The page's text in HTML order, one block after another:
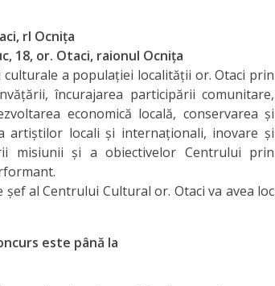
rl Ocniţa
18, or. Otaci, raionul Ocniţa
a populației localităţii or. Otaci prin
încurajarea participării comunitare,
economică locală, conservarea și
artiștilor locali și internaționali, inovare și
misiunii și a obiectivelor Centrului prin
al Centrului Cultural or. Otaci va avea loc
este până la